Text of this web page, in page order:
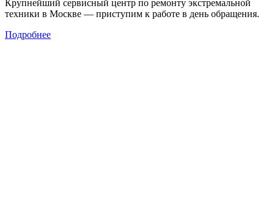
Крупнейший сервисный центр по ремонту экстремальной
техники в Москве — приступим к работе в день обращения.
Подробнее